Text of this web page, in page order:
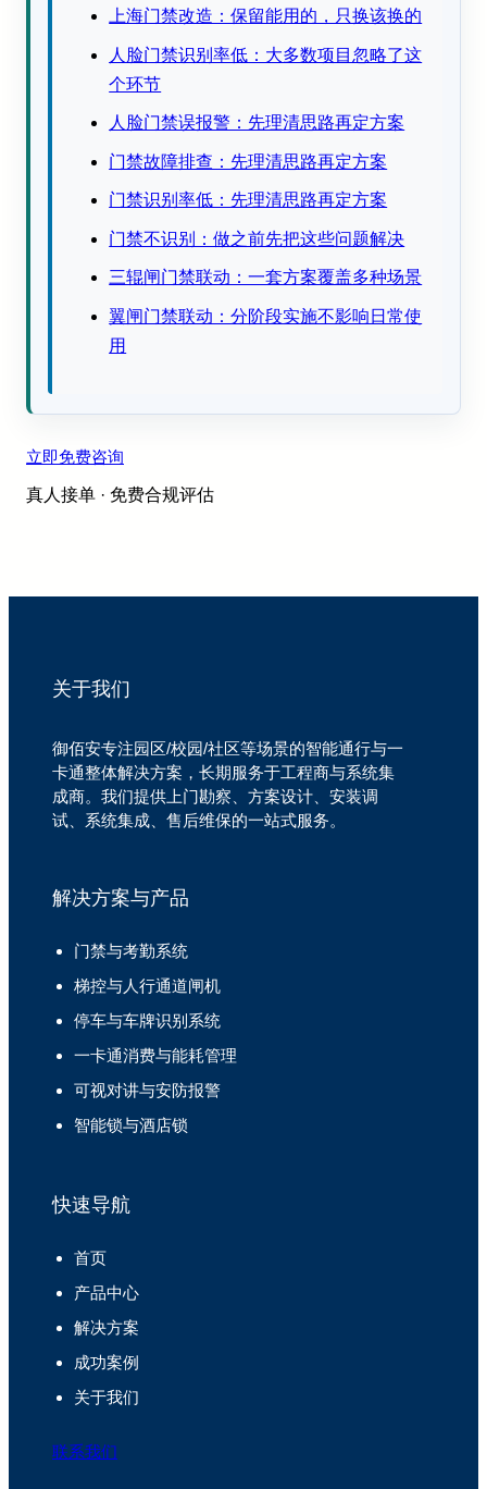
上海门禁改造：保留能用的，只换该换的
人脸门禁识别率低：大多数项目忽略了这
个环节
人脸门禁误报警：先理清思路再定方案
门禁故障排查：先理清思路再定方案
门禁识别率低：先理清思路再定方案
门禁不识别：做之前先把这些问题解决
三辊闸门禁联动：一套方案覆盖多种场景
翼闸门禁联动：分阶段实施不影响日常使
用
立即免费咨询
真人接单 · 免费合规评估
关于我们
御佰安专注园区/校园/社区等场景的智能通行与一
卡通整体解决方案，长期服务于工程商与系统集
成商。我们提供上门勘察、方案设计、安装调
试、系统集成、售后维保的一站式服务。
解决方案与产品
门禁与考勤系统
梯控与人行通道闸机
停车与车牌识别系统
一卡通消费与能耗管理
可视对讲与安防报警
智能锁与酒店锁
快速导航
首页
产品中心
解决方案
成功案例
关于我们
联系我们